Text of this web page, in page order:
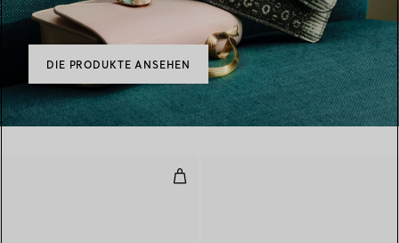
DIE PRODUKTE ANSEHEN
Mittelgroße Ribbons